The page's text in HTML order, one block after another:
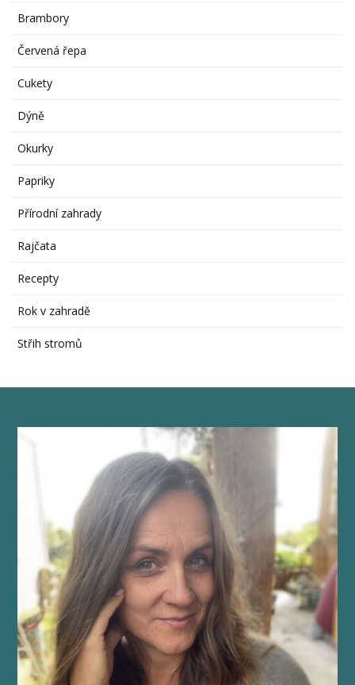
Brambory
Červená řepa
Cukety
Dýně
Okurky
Papriky
Přírodní zahrady
Rajčata
Recepty
Rok v zahradě
Střih stromů